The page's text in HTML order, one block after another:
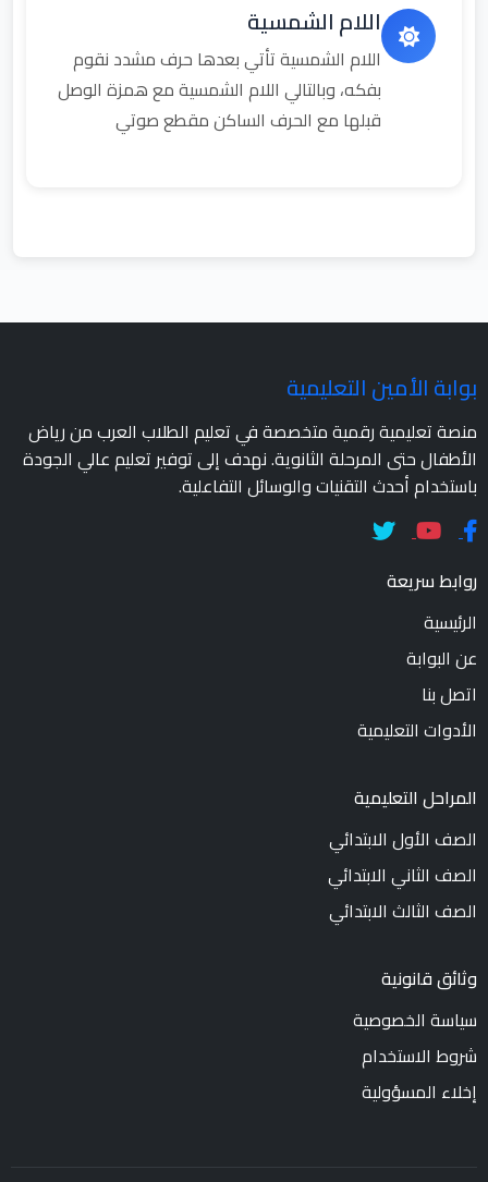
اللام الشمسية
اللام الشمسية تأتي بعدها حرف مشدد نقوم
بفكه، وبالتالي اللام الشمسية مع همزة الوصل
قبلها مع الحرف الساكن مقطع صوتي
بوابة الأمين التعليمية
منصة تعليمية رقمية متخصصة في تعليم الطلاب العرب من رياض
الأطفال حتى المرحلة الثانوية. نهدف إلى توفير تعليم عالي الجودة
باستخدام أحدث التقنيات والوسائل التفاعلية.
روابط سريعة
الرئيسية
عن البوابة
اتصل بنا
الأدوات التعليمية
المراحل التعليمية
الصف الأول الابتدائي
الصف الثاني الابتدائي
الصف الثالث الابتدائي
وثائق قانونية
سياسة الخصوصية
شروط الاستخدام
إخلاء المسؤولية